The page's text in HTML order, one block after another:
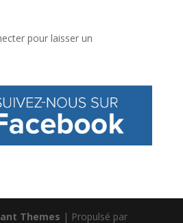
pour laisser un
Themes | Propulsé par